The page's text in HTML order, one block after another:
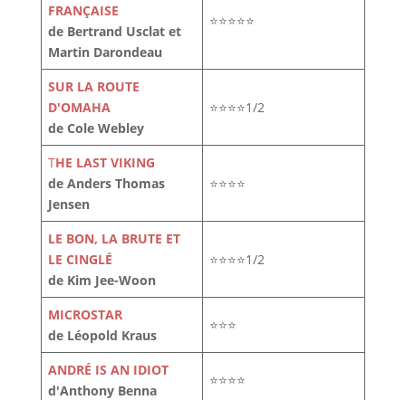
FRANÇAISE
de Bertrand Usclat et
Martin Darondeau
⭐⭐⭐⭐⭐
SUR LA ROUTE
D'OMAHA
de Cole Webley
⭐⭐⭐⭐1/2
THE LAST VIKING
de Anders Thomas
Jensen
⭐⭐⭐⭐
LE BON, LA BRUTE ET
LE CINGLÉ
de Kim Jee-Woon
⭐⭐⭐⭐1/2
MICROSTAR
de Léopold Kraus
⭐⭐⭐
ANDRÉ IS AN IDIOT
d'Anthony Benna
⭐⭐⭐⭐